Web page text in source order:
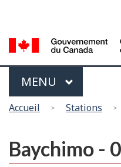
la
langue
Menu
MAIN
MENU
Vous
ici
Accueil Stations
Baychimo -